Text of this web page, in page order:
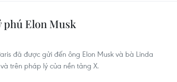
phú Elon Musk
đã được gửi đến ông Elon Musk và bà Linda
trên pháp lý của nền tảng X.